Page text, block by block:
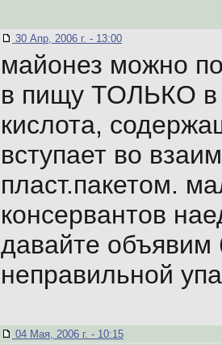
30 Апр, 2006 г. - 13:00
майонез можно
в пищу ТОЛЬКО в
кислота,
вступает во
пласт.пакетом.
консервантов
давайте объявим
неправильной
04 Мая, 2006 г. - 10:15